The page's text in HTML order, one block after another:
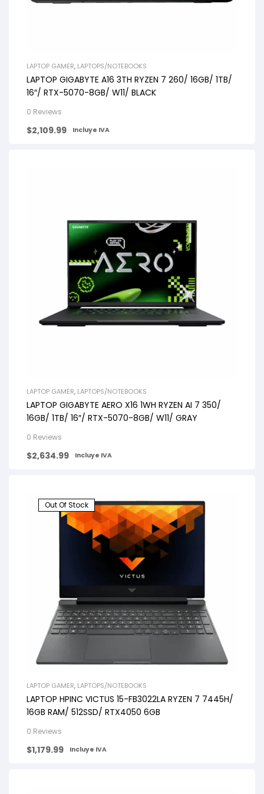
LAPTOP GAMER, LAPTOPS/NOTEBOOKS
LAPTOP GIGABYTE A16 3TH RYZEN 7 260/ 16GB/ 1TB/
16″/ RTX-5070-8GB/ W11/ BLACK
0 Reviews
$2,109.99 Incluye IVA
LAPTOP GAMER, LAPTOPS/NOTEBOOKS
LAPTOP GIGABYTE AERO X16 1WH RYZEN AI 7 350/
16GB/ 1TB/ 16″/ RTX-5070-8GB/ W11/ GRAY
0 Reviews
$2,634.99 Incluye IVA
Out Of Stock
LAPTOP GAMER, LAPTOPS/NOTEBOOKS
LAPTOP HPINC VICTUS 15-FB3022LA RYZEN 7 7445H/
16GB RAM/ 512SSD/ RTX4050 6GB
0 Reviews
$1,179.99 Incluye IVA